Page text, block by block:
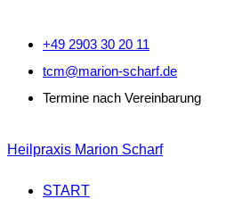
+49 2903 30 20 11
tcm@marion-scharf.de
Termine nach Vereinbarung
Heilpraxis Marion Scharf
START